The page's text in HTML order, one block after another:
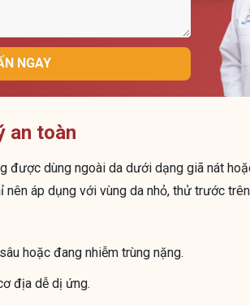
NGAY
an toàn
được dùng ngoài da dưới dạng giã nát
áp dụng với vùng da nhỏ, thử trước
hoặc đang nhiễm trùng nặng.
địa dễ dị ứng.